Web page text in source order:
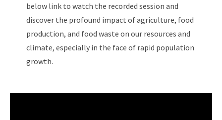
below link to watch the recorded session and
discover the profound impact of agriculture, food
production, and food waste on our resources and
climate, especially in the face of rapid population
growth.